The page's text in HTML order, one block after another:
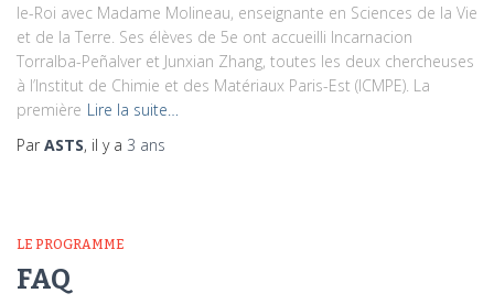
le-Roi avec Madame Molineau, enseignante en Sciences de la Vie
et de la Terre. Ses élèves de 5e ont accueilli Incarnacion
Torralba-Peñalver et Junxian Zhang, toutes les deux chercheuses
à l’Institut de Chimie et des Matériaux Paris-Est (ICMPE). La
première Lire la suite…
Par ASTS, il y a 3 ans
LE PROGRAMME
FAQ